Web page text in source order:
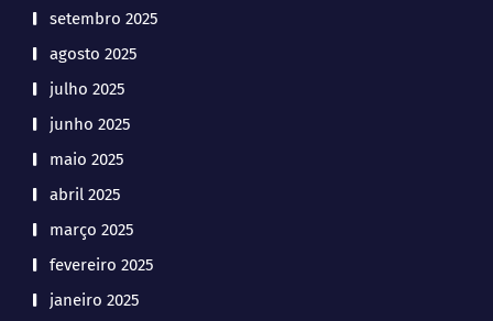
setembro 2025
agosto 2025
julho 2025
junho 2025
maio 2025
abril 2025
março 2025
fevereiro 2025
janeiro 2025